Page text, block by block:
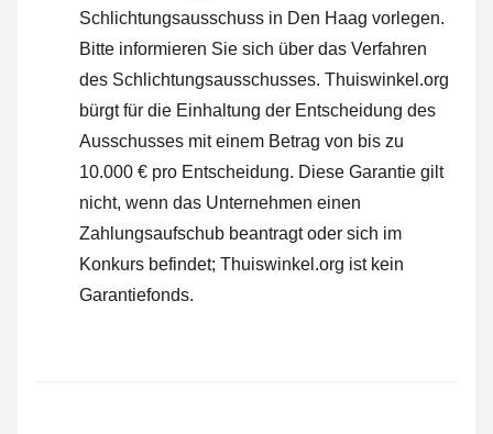
Schlichtungsausschuss in Den Haag vorlegen.
Bitte informieren Sie sich über das Verfahren
des Schlichtungsausschusses. Thuiswinkel.org
bürgt für die Einhaltung der Entscheidung des
Ausschusses mit einem Betrag von bis zu
10.000 € pro Entscheidung. Diese Garantie gilt
nicht, wenn das Unternehmen einen
Zahlungsaufschub beantragt oder sich im
Konkurs befindet; Thuiswinkel.org ist kein
Garantiefonds.